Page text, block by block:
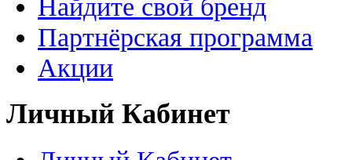
Найдите свой бренд
Партнёрская программа
Акции
Личный Кабинет